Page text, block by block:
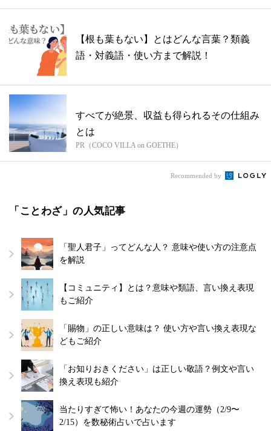
【根も葉もない】とはどんな言葉？類義
語・対義語・使い方まで解説！
すべてが絶景、収益も得られるその仕組み
とは
PR（COCO VILLA on GOETHE）
Recommended by
「ことわざ」の人気記事
「聖人君子」ってどんな人？ 意味や使い方の注意点
を解説
【コミュニティ】とは？意味や類語、言い換え表現
もご紹介
「賜物」の正しい意味は？ 使い方や言い換え表現な
どもご紹介
「お知りおきください」は正しい敬語？例文や言い
換え表現も紹介
当たりすぎて怖い！あなたの今週の運勢（2/9〜
2/15）を数秘術占いで占います